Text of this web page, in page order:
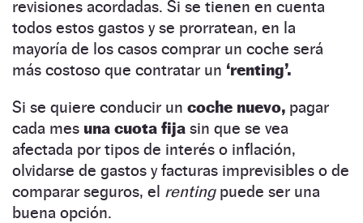
revisiones acordadas. Si se tienen en cuenta
todos estos gastos y se prorratean, en la
mayoría de los casos comprar un coche será
más costoso que contratar un ‘renting’.
Si se quiere conducir un coche nuevo, pagar
cada mes una cuota fija sin que se vea
afectada por tipos de interés o inflación,
olvidarse de gastos y facturas imprevisibles o de
comparar seguros, el rentingpuede ser una
buena opción.